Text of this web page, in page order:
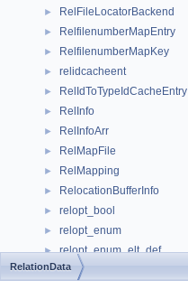
► RelFileLocatorBackend
► RelfilenumberMapEntry
► RelfilenumberMapKey
► relidcacheent
► RelIdToTypeIdCacheEntry
► RelInfo
► RelInfoArr
► RelMapFile
► RelMapping
► RelocationBufferInfo
► relopt_bool
► relopt_enum
► relopt_enum_elt_def
► relopt_gen
RelationData